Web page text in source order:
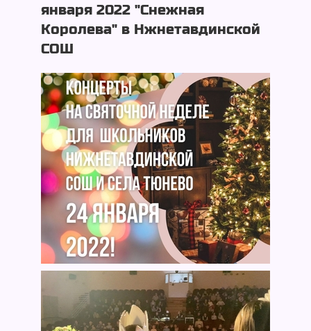
января 2022 "Снежная
Королева" в Нжнетавдинской
СОШ